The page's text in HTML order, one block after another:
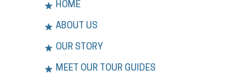
HOME
ABOUT US
OUR STORY
MEET OUR TOUR GUIDES